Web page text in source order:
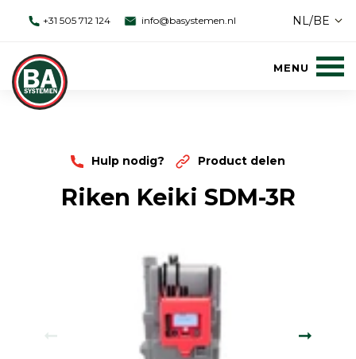
+31 505 712 124 info@basystemen.nl NL/BE
Hulp nodig? Product delen
Riken Keiki SDM-3R